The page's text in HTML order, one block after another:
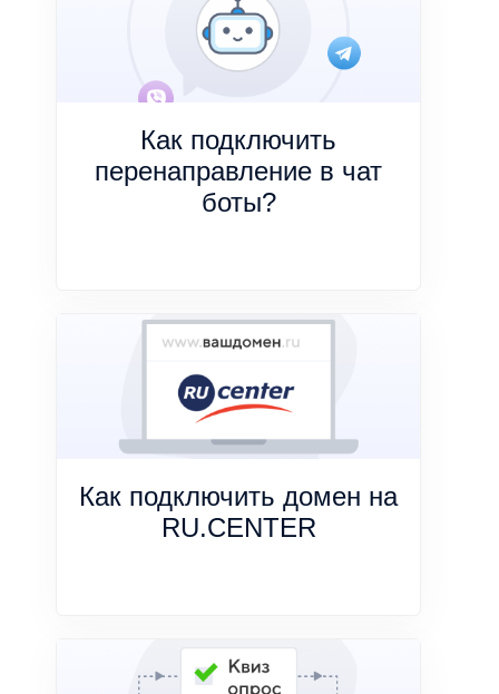
Как подключить
перенаправление в чат
боты?
Как подключить домен на
RU.CENTER